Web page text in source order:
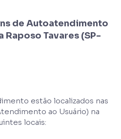
de Autoatendimento
Raposo Tavares (SP-
estão localizados nas
ao Usuário) na
locais: